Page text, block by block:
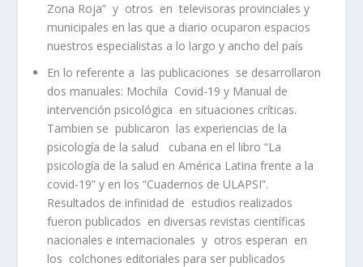
Zona Roja” y otros en televisoras provinciales y
municipales en las que a diario ocuparon espacios
nuestros especialistas a lo largo y ancho del país
En lo referente a las publicaciones se desarrollaron
dos manuales: Mochila Covid-19 y Manual de
intervención psicológica en situaciones críticas.
Tambien se publicaron las experiencias de la
psicología de la salud cubana en el libro “La
psicología de la salud en América Latina frente a la
covid-19” y en los “Cuadernos de ULAPSI”.
Resultados de infinidad de estudios realizados
fueron publicados en diversas revistas científicas
nacionales e internacionales y otros esperan en
los colchones editoriales para ser publicados